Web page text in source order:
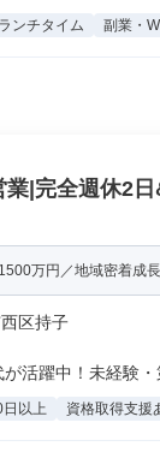
ランチタイム 副業・
|完全週休2
万円／地域密着成
区持子
活躍中！未経験・
以上 資格取得支援